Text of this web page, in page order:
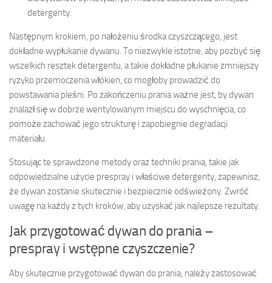
detergenty.
Następnym krokiem, po nałożeniu środka czyszczącego, jest
dokładne wypłukanie dywanu. To niezwykle istotne, aby pozbyć się
wszelkich resztek detergentu, a takie dokładne płukanie zmniejszy
ryzyko przemoczenia włókien, co mogłoby prowadzić do
powstawania pleśni. Po zakończeniu prania ważne jest, by dywan
znalazł się w dobrze wentylowanym miejscu do wyschnięcia, co
pomoże zachować jego strukturę i zapobiegnie degradacji
materiału.
Stosując te sprawdzone metody oraz techniki prania, takie jak
odpowiedzialne użycie prespray i właściwe detergenty, zapewnisz,
że dywan zostanie skutecznie i bezpiecznie odświeżony. Zwróć
uwagę na każdy z tych kroków, aby uzyskać jak najlepsze rezultaty.
Jak przygotować dywan do prania –
prespray i wstępne czyszczenie?
Aby skutecznie przygotować dywan do prania, należy zastosować